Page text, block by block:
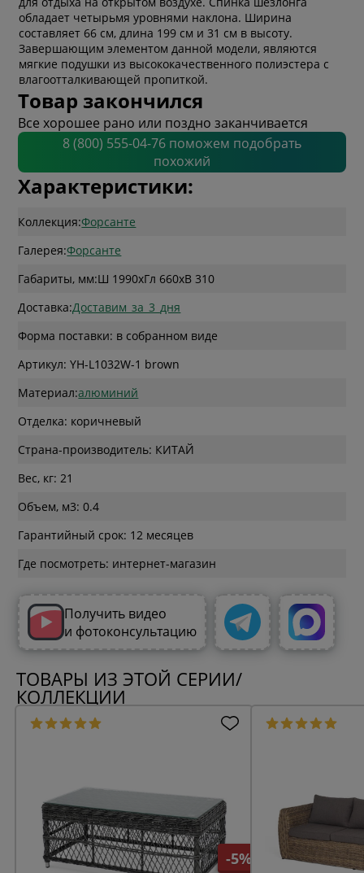
обладает четырьмя уровнями наклона. Ширина
составляет 66 см, длина 199 см и 31 см в высоту.
Завершающим элементом данной модели, являются
мягкие подушки из высококачественного полиэстера с
влагоотталкивающей пропиткой.
Товар закончился
Все хорошее рано или поздно заканчивается
8 (800) 555-04-76 поможем подобрать
похожий
Характеристики:
Коллекция:Форсанте
Галерея:Форсанте
Габариты, мм:Ш 1990xГл 660xВ 310
Доставка:Доставим_за_3_дня
Форма поставки: в собранном виде
Артикул: YH-L1032W-1 brown
Материал:алюминий
Отделка: коричневый
Страна-производитель: КИТАЙ
Вес, кг: 21
Объем, м3: 0.4
Гарантийный срок: 12 месяцев
Где посмотреть: интернет-магазин
Получить видео
и фотоконсультацию
ТОВАРЫ ИЗ ЭТОЙ СЕРИИ/
КОЛЛЕКЦИИ
-5%